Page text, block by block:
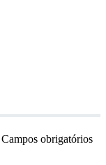
Campos obrigatórios